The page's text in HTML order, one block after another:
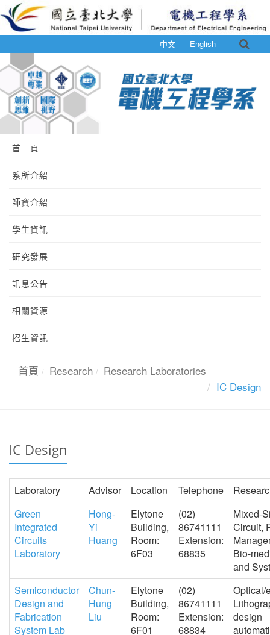
中文 English
首 頁
系所介紹
師資介紹
學生資訊
研究發展
訊息公告
相關資源
招生資訊
首頁 Research
Research Laboratories
IC Design
IC Design
Laboratory Advisor Location Telephone
Green
Integrated
Circuits
Laboratory
Hong-
Yi
Huang
Elytone
Building,
Room:
6F03
(02)
86741111
Extension:
68835
Mixed-
Circuit,
Bio-
and
Semiconductor
Design and
Fabrication
System Lab
Chun-
Hung
Liu
Elytone
Building,
Room:
6F01
(02)
86741111
Extension:
68834
Optical/
design